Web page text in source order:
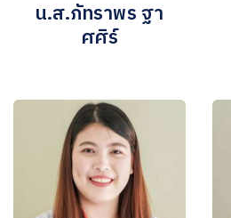
น.ส.ภัทราพร ฐา
ศศิร์